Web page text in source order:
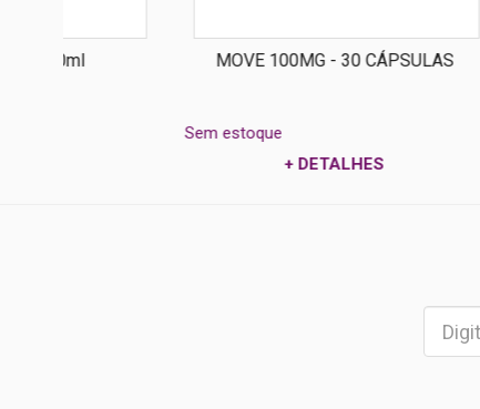
MOVE 100MG - 30 CÁPSULAS